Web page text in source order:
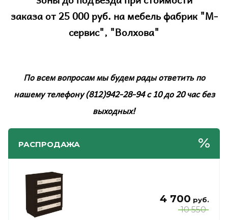
РАСПРОДАЖА
10 550
4 700 руб.
заказаот25 000 руб. на мебель фабрик "М-
сервис", "Волхова"
По всем вопросам мы будем рады ответить по
нашему телефону (812)942-28-94 с 10 до 20 час без
выходных!